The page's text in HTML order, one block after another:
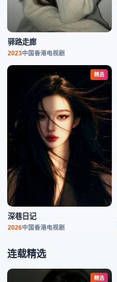
驿路走廊
2023中国香港电视剧
精选
深巷日记
2026中国香港电视剧
连载精选
精选